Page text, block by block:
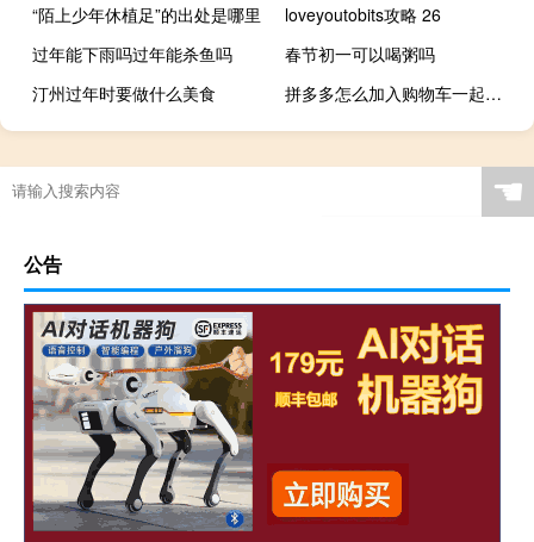
“陌上少年休植足”的出处是哪里
loveyoutobits攻略 26
过年能下雨吗过年能杀鱼吗
春节初一可以喝粥吗
汀州过年时要做什么美食
拼多多怎么加入购物车一起付款 如何将商品添加到拼多多购物车并一起结算
☚
公告